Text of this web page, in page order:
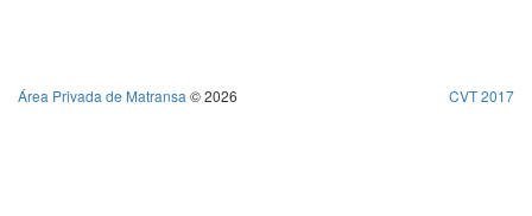
Área Privada de Matransa © 2026 CVT 2017